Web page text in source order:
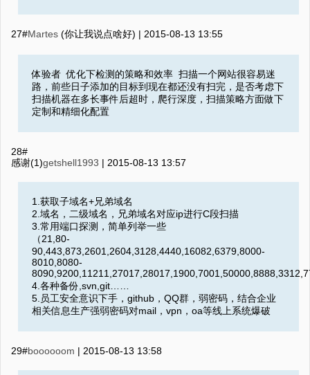
27#Martes (你让我说点啥好) | 2015-08-13 13:55
体验者 优化下检测的策略和效率 扫描一个网站很容易迷
路，前些日子添加的目标到现在都还没有扫完，是否考虑下
扫描机器在多长事件后超时，爬行深度，扫描策略方面做下
定制和精细化配置
28#
感谢(1)getshell1993 | 2015-08-13 13:57
1.获取子域名+兄弟域名
2.域名，二级域名，兄弟域名对应ip进行C段扫描
3.常用端口探测，简单列举一些
（21,80-
90,443,873,2601,2604,3128,4440,16082,6379,8000-
8010,8080-
4.各种备份,svn,git……
5.员工安全意识下手，github，QQ群，弱密码，结合企业
相关信息生产强弱密码对mail，vpn，oa等线上系统爆破
29#boooooom | 2015-08-13 13:58